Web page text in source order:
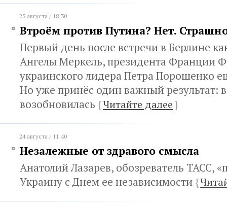
25 августа / 18:30
Втроём против Путина? Нет.
Первый день после встречи в Берлине
Ангелы Меркель, президента Франции
украинского лидера Петра Порошенко
Но уже принёс один важный результат:
возобновилась {Читайте далее}
24 августа / 11:40
Незалежные от здравого смысла
Анатолий Лазарев, обозреватель ТАСС,
Украину с Днем ее независимости {